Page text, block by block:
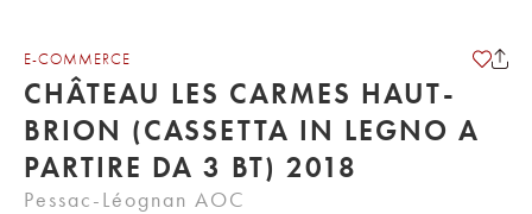
E-COMMERCE
CHÂTEAU LES CARMES HAUT-
BRION (CASSETTA IN LEGNO A
PARTIRE DA 3 BT) 2018
Pessac-Léognan AOC